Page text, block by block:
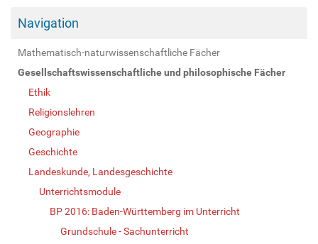
Navigation
Mathematisch-naturwissenschaftliche Fächer
Gesellschaftswissenschaftliche und philosophische Fächer
Ethik
Religionslehren
Geographie
Geschichte
Landeskunde, Landesgeschichte
Unterrichtsmodule
BP 2016: Baden-Württemberg im Unterricht
Grundschule - Sachunterricht